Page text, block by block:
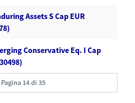
Assets S Cap EUR
Conservative Eq. I Cap
Pagina 14 di 35